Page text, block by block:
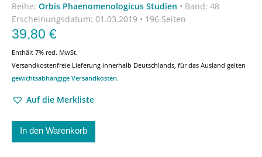
Reihe: Orbis Phaenomenologicus Studien • Band: 48
Erscheinungsdatum: 01.03.2019 • 196 Seiten
39,80 €
Enthält 7% red. MwSt.
Versandkostenfreie Lieferung innerhalb Deutschlands, für das Ausland gelten
gewichtsabhängige Versandkosten.
Auf die Merkliste
In den Warenkorb